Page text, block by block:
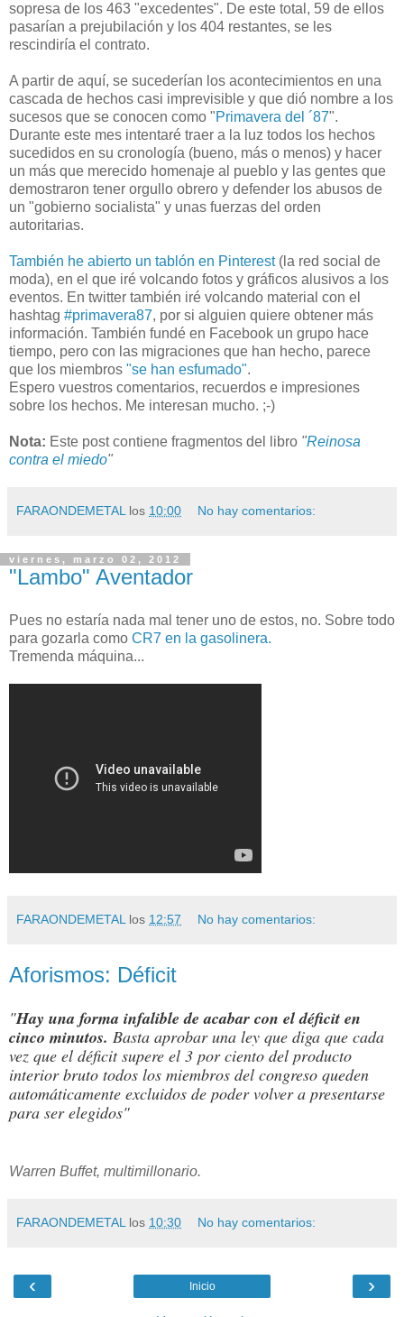
sopresa de los 463 "excedentes". De este total, 59 de ellos
pasarían a prejubilación y los 404 restantes, se les
rescindiría el contrato.
A partir de aquí, se sucederían los acontecimientos en una
cascada de hechos casi imprevisible y que dió nombre a los
sucesos que se conocen como "Primavera del ´87".
Durante este mes intentaré traer a la luz todos los hechos
sucedidos en su cronología (bueno, más o menos) y hacer
un más que merecido homenaje al pueblo y las gentes que
demostraron tener orgullo obrero y defender los abusos de
un "gobierno socialista" y unas fuerzas del orden
autoritarias.
También he abierto un tablón en Pinterest(la red social de
moda), en el que iré volcando fotos y gráficos alusivos a los
eventos. En twitter también iré volcando material con el
hashtag #primavera87, por si alguien quiere obtener más
información. También fundé en Facebook un grupo hace
tiempo, pero con las migraciones que han hecho, parece
que los miembros "se han esfumado".
Espero vuestros comentarios, recuerdos e impresiones
sobre los hechos. Me interesan mucho. ;-)
Nota: Este post contiene fragmentos del libro "Reinosa
contra el miedo"
FARAONDEMETAL los 10:00 No hay comentarios:
viernes, marzo 02, 2012
"Lambo" Aventador
Pues no estaría nada mal tener uno de estos, no. Sobre todo
para gozarla como CR7 en la gasolinera.
Tremenda máquina...
FARAONDEMETAL los 12:57 No hay comentarios:
Aforismos: Déficit
"Hay una forma infalible de acabar con el déficit en
cinco minutos. Basta aprobar una ley que diga que cada
vez que el déficit supere el 3 por ciento del producto
interior bruto todos los miembros del congreso queden
automáticamente excluidos de poder volver a presentarse
para ser elegidos"
Warren Buffet, multimillonario.
FARAONDEMETAL los 10:30 No hay comentarios:
‹ ›
Inicio